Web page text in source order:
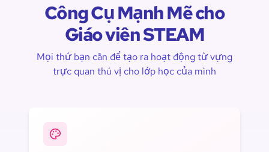
Công Cụ Mạnh Mẽ cho
Giáo viên STEAM
Mọi thứ bạn cần để tạo ra hoạt động từ vựng
trực quan thú vị cho lớp học của mình